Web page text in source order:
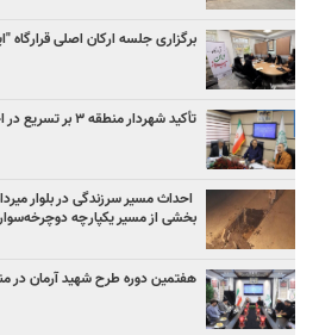
برگزاری جلسه ارکان اصلی قرارگاه
تأکید شهردار منطقه ۳ بر تسریع در اجرا و ساماندهی آرای ماده صد
بخشی از مسیر یکپارچه
هفتمین دوره طرح شهید آرمان در منطقه ۳